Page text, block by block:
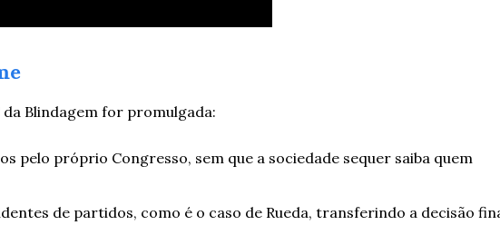
da Blindagem for promulgada:
pelo próprio Congresso, sem que a sociedade sequer saiba quem
de partidos, como é o caso de Rueda, transferindo a decisão